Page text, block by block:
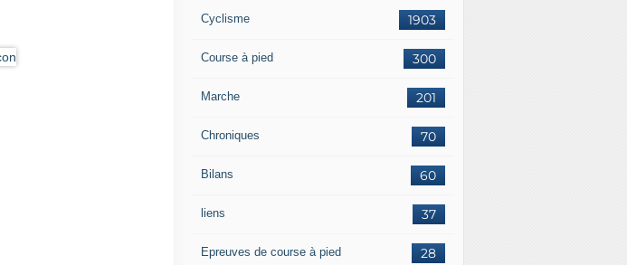
1903
Cyclisme
300
Course à pied
201
Marche
70
Chroniques
60
Bilans
37
liens
28
Epreuves de course à pied